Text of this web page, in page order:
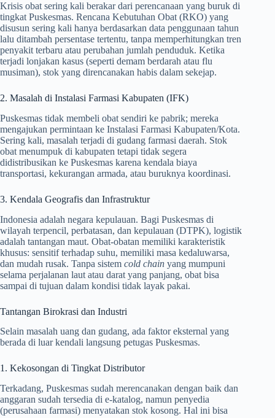
Krisis obat sering kali berakar dari perencanaan yang buruk di
tingkat Puskesmas. Rencana Kebutuhan Obat (RKO) yang
disusun sering kali hanya berdasarkan data penggunaan tahun
lalu ditambah persentase tertentu, tanpa memperhitungkan tren
penyakit terbaru atau perubahan jumlah penduduk. Ketika
terjadi lonjakan kasus (seperti demam berdarah atau flu
musiman), stok yang direncanakan habis dalam sekejap.
2. Masalah di Instalasi Farmasi Kabupaten (IFK)
Puskesmas tidak membeli obat sendiri ke pabrik; mereka
mengajukan permintaan ke Instalasi Farmasi Kabupaten/Kota.
Sering kali, masalah terjadi di gudang farmasi daerah. Stok
obat menumpuk di kabupaten tetapi tidak segera
didistribusikan ke Puskesmas karena kendala biaya
transportasi, kekurangan armada, atau buruknya koordinasi.
3. Kendala Geografis dan Infrastruktur
Indonesia adalah negara kepulauan. Bagi Puskesmas di
wilayah terpencil, perbatasan, dan kepulauan (DTPK), logistik
adalah tantangan maut. Obat-obatan memiliki karakteristik
khusus: sensitif terhadap suhu, memiliki masa kedaluwarsa,
dan mudah rusak. Tanpa sistem cold chain yang mumpuni
selama perjalanan laut atau darat yang panjang, obat bisa
sampai di tujuan dalam kondisi tidak layak pakai.
Tantangan Birokrasi dan Industri
Selain masalah uang dan gudang, ada faktor eksternal yang
berada di luar kendali langsung petugas Puskesmas.
1. Kekosongan di Tingkat Distributor
Terkadang, Puskesmas sudah merencanakan dengan baik dan
anggaran sudah tersedia di e-katalog, namun penyedia
(perusahaan farmasi) menyatakan stok kosong. Hal ini bisa